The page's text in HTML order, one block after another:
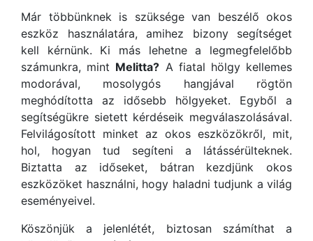
Már többünknek is szüksége van beszélő okos
eszköz használatára, amihez bizony segítséget
kell kérnünk. Ki más lehetne a legmegfelelőbb
számunkra, mint Melitta? A fiatal hölgy kellemes
modorával, mosolygós hangjával rögtön
meghódította az idősebb hölgyeket. Egyből a
segítségükre sietett kérdéseik megválaszolásával.
Felvilágosított minket az okos eszközökről, mit,
hol, hogyan tud segíteni a látássérülteknek.
Biztatta az időseket, bátran kezdjünk okos
eszközöket használni, hogy haladni tudjunk a világ
eseményeivel.
Köszönjük a jelenlétét, biztosan számíthat a